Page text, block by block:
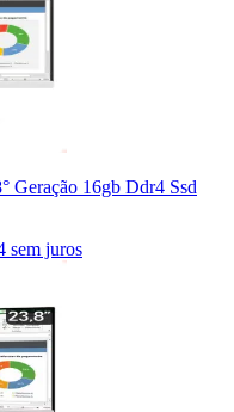
Geração 16gb Ddr4 Ssd
sem juros